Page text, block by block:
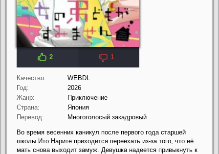
2 1
Качество:
WEBDL
Год:
2026
Жанр:
Приключение
Страна:
Япония
Перевод:
Многоголосый закадровый
Во время весенних каникул после первого года старшей
школы Ито Нарите приходится переехать из-за того, что её
мать снова выходит замуж. Девушка надеется привыкнуть к